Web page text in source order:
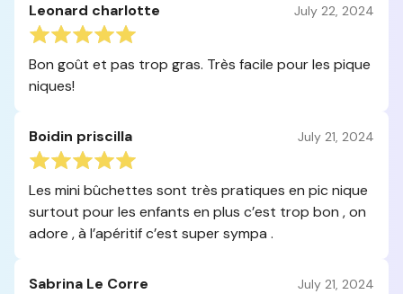
Leonard charlotte July 22, 2024
Bon goût et pas trop gras. Très facile pour les pique
niques!
Boidin priscilla July 21, 2024
Les mini bûchettes sont très pratiques en pic nique
surtout pour les enfants en plus c’est trop bon , on
adore , à l’apéritif c’est super sympa .
Sabrina Le Corre July 21, 2024